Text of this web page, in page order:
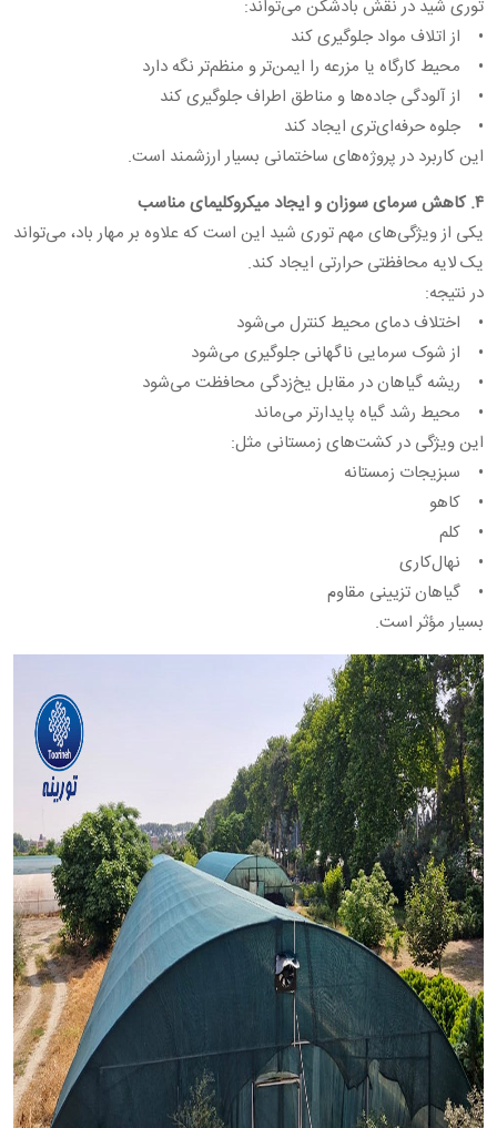
توری شید در نقش بادشکن می‌تواند:
• از اتلاف مواد جلوگیری کند
• محیط کارگاه یا مزرعه را ایمن‌تر و منظم‌تر نگه دارد
• از آلودگی جاده‌ها و مناطق اطراف جلوگیری کند
• جلوه حرفه‌ای‌تری ایجاد کند
این کاربرد در پروژه‌های ساختمانی بسیار ارزشمند است.
۴. کاهش سرمای سوزان و ایجاد میکروکلیمای مناسب
یکی از ویژگی‌های مهم توری شید این است که علاوه بر مهار باد، می‌تواند
یک لایه محافظتی حرارتی ایجاد کند.
در نتیجه:
• اختلاف دمای محیط کنترل می‌شود
• از شوک سرمایی ناگهانی جلوگیری می‌شود
• ریشه گیاهان در مقابل یخ‌زدگی محافظت می‌شود
• محیط رشد گیاه پایدارتر می‌ماند
این ویژگی در کشت‌های زمستانی مثل:
• سبزیجات زمستانه
• کاهو
• کلم
• نهال‌کاری
• گیاهان تزیینی مقاوم
بسیار مؤثر است.